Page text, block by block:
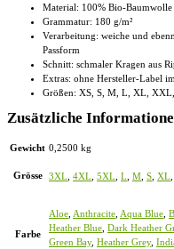
Material: 100% Bio-Baumwolle
Grammatur: 180 g/m²
Verarbeitung: weiche und
Passform
Schnitt: schmaler Kragen aus
Extras: ohne Hersteller-Label
Größen: XS, S, M, L, XL,
Zusätzliche
Gewicht 0,2500 kg
Grösse 3XL 4XL 5XL L M S XL
Farbe
Aloe Anthracite Aqua Blue
Heather Blue Dark Heather
Green Bay, Heather Grey,